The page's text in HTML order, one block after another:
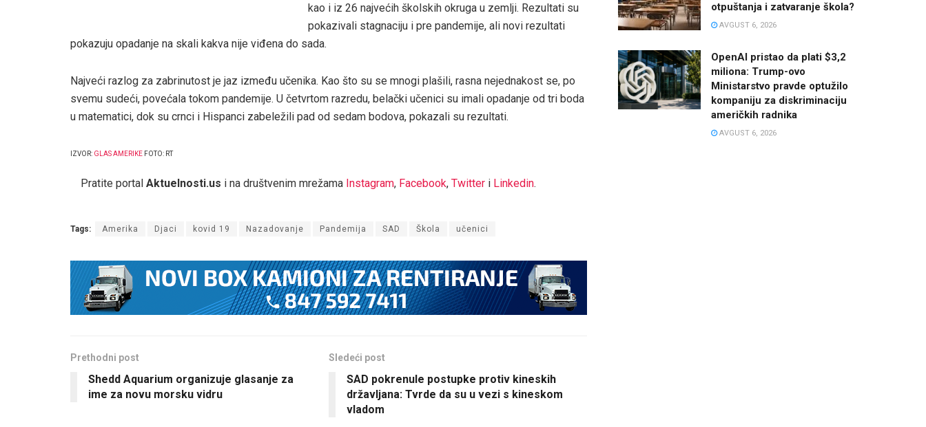
kao i iz 26 najvećih školskih okruga u zemlji. Rezultati su
pokazivali stagnaciju i pre pandemije, ali novi rezultati
pokazuju opadanje na skali kakva nije viđena do sada.
Najveći razlog za zabrinutost je jaz između učenika. Kao što su se mnogi plašili, rasna nejednakost se, po
svemu sudeći, povećala tokom pandemije. U četvrtom razredu, belački učenici su imali opadanje od tri boda
u matematici, dok su crnci i Hispanci zabeležili pad od sedam bodova, pokazali su rezultati.
IZVOR: GLAS AMERIKE FOTO: RT
Pratite portal Aktuelnosti.us i na društvenim mrežama Instagram, Facebook, Twitter i Linkedin.
Tags: Amerika Djaci kovid 19 Nazadovanje Pandemija SAD Škola učenici
Prethodni post
Shedd Aquarium organizuje glasanje za
ime za novu morsku vidru
Sledeći post
SAD pokrenule postupke protiv kineskih
državljana: Tvrde da su u vezi s kineskom
vladom
otpuštanja i zatvaranje škola?
AVGUST 6, 2026
OpenAI pristao da plati $3,2
miliona: Trump-ovo
Ministarstvo pravde optužilo
kompaniju za diskriminaciju
američkih radnika
AVGUST 6, 2026